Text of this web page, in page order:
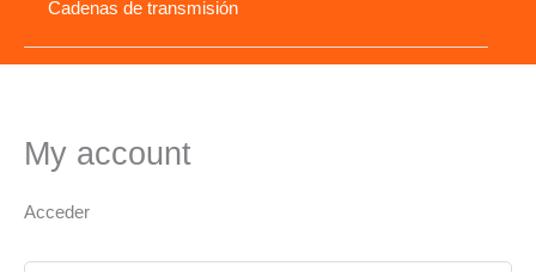
Cadenas de transmisión
My account
Acceder